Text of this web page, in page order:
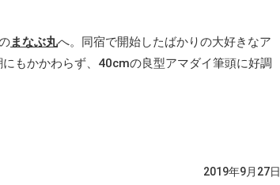
まなぶ丸へ。同宿で開始したばかりの大好きなア
もかかわらず、40cmの良型アマダイ筆頭に好調
2019年9月27日